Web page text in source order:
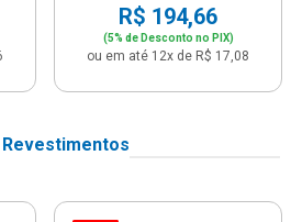
R$ 194,66
(5% de Desconto no PIX)
ou em até 12x de R$ 17,08